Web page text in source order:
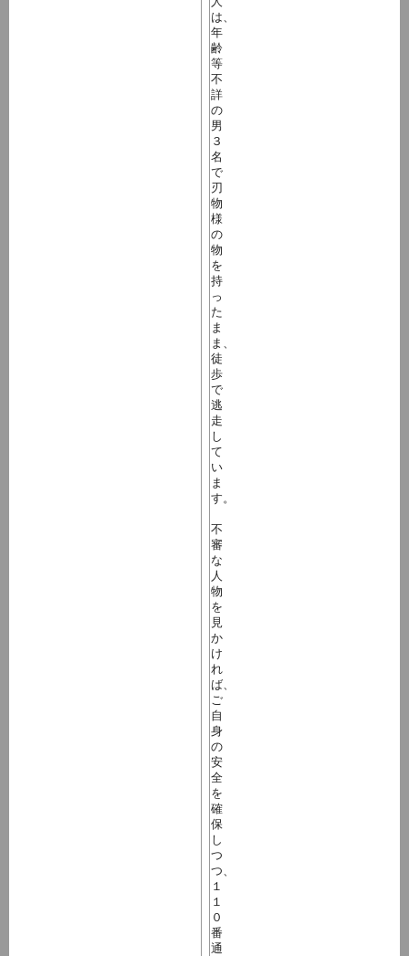
は、
年
齢
等
不
詳
の
男
３
名
で
刃
物
様
の
物
を
持
っ
た
ま
ま、
徒
歩
で
逃
走
し
て
い
ま
す。
不
審
な
人
物
を
見
か
け
れ
ば、
ご
自
身
の
安
全
を
確
保
し
つ
つ、
１
１
０
番
通